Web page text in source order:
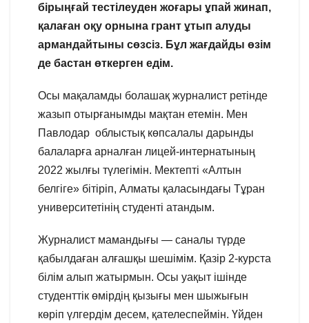
бірыңғай тестілеуден жоғары ұпай жинап,
қалаған оқу орнына грант ұтып алуды
армандайтыны сөзсіз. Бұл жағдайды өзім
де бастан өткерген едім.
Осы мақаламды болашақ журналист ретінде
жазып отырғанымды мақтан етемін. Мен
Павлодар облыстық көпсалалы дарынды
балаларға арналған лицей-интернатының
2022 жылғы түлегімін. Мектепті «Алтын
белгіге» бітіріп, Алматы қаласындағы Тұран
университетінің студенті атандым.
Журналист мамандығы — саналы түрде
қабылдаған алғашқы шешімім. Қазір 2-курста
білім алып жатырмын. Осы уақыт ішінде
студенттік өмірдің қызығы мен шыжығын
көріп үлгердім десем, қателеспеймін. Үйден